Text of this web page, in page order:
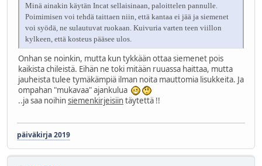
Minä ainakin käytän Incat sellaisinaan, paloittelen pannulle.
Poimimisen voi tehdä taittaen niin, että kantaa ei jää ja siemenet
voi syödä, ne sulautuvat ruokaan. Kuivuria varten teen viillon
kylkeen, että kosteus pääsee ulos.
Onhan se noinkin, mutta kun tykkään ottaa siemenet pois
kaikista chileistä. Eihän ne toki mitään ruuassa haittaa, mutta
jauheista tulee tymäkämpiä ilman noita mauttomia lisukkeita. Ja
ompahan "mukavaa" ajankulua
..ja saa noihinsiemenkirjeisiintäytettä !!
päiväkirja 2019